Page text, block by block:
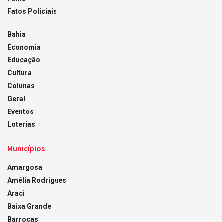
Fatos Policiais
Bahia
Economia
Educação
Cultura
Colunas
Geral
Eventos
Loterias
Municípios
Amargosa
Amélia Rodrigues
Araci
Baixa Grande
Barrocas